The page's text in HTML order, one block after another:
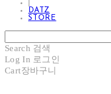
DATZ
STORE
Search 검색
Log In 로그인
Cart장바구니